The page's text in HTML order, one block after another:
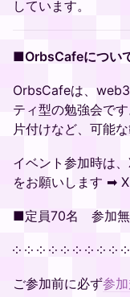
しています。
■OrbsCafeについ
OrbsCafeは、
ティ型の勉強会で
片付けなど、可能
イベント参加時は
をお願いします ➡
■定員70名 参加
༶ ༶ ༶ ༶ ༶ ༶ ༶ ༶ ༶
ご参加前に必ず参